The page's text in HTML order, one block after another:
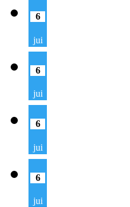
6
jui
6
jui
6
jui
6
jui